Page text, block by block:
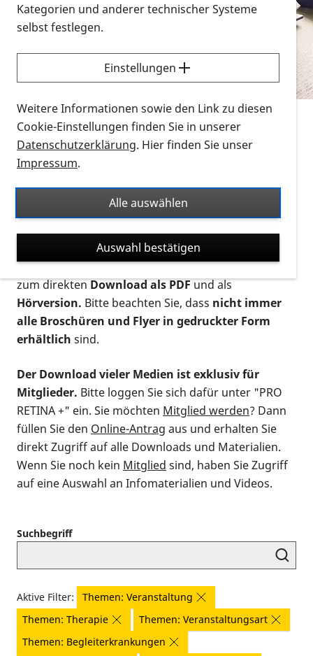
Alle Infomaterialien in verschiedenen
Formaten an einem Ort
Sie möchten wissen, wie Sie nach Infonmaterial
suchen und dieses bestellen bzw. herunterladen
können? Schauen Sie sich dieErklärvideos zum
Thema Infomaterial auf der PRO RETINA-Website
für blinde und sehbehinderte Menschen an.
Auf dieser Seite finden Sie sämtliches Infomaterial
Ort. Nutzen Sie den Formatfilter, um ausschließlich
nach Flyern und Broschüren, Audios oder Videos zu
suchen. Die meisten Flyer und Broschüren werden in
verschiedenen Formaten angeboten: zur
postalischen Bestellung als gedruckte Variante
zum direktenDownload als PDFund als
Hörversion. Bitte beachten Sie, dass nicht immer
alle Broschüren und Flyer in gedruckter Form
erhältlich sind.
Der Download vieler Medien ist exklusiv für
Mitglieder. Bitte loggen Sie sich dafür unter "PRO
RETINA +" ein. Sie möchten Mitglied werden? Dann
füllen Sie den Online-Antrag aus und erhalten Sie
direkt Zugriff auf alle Downloads und Materialien.
Wenn Sie noch kein Mitglied sind, haben Sie Zugriff
auf eine Auswahl an Infomaterialien und Videos.
Suchbegriff
Aktive Filter:
Themen: Veranstaltung
Themen: Therapie
Themen: Veranstaltungsart
Themen: Begleiterkrankungen
Kategorien und anderer technischer Systeme
selbst festlegen.
Einstellungen
Weitere Informationen sowie den Link zu diesen
Cookie-Einstellungen finden Sie in unserer
Datenschutzerklärung. Hier finden Sie unser
Impressum.
Alle auswählen
Auswahl bestätigen